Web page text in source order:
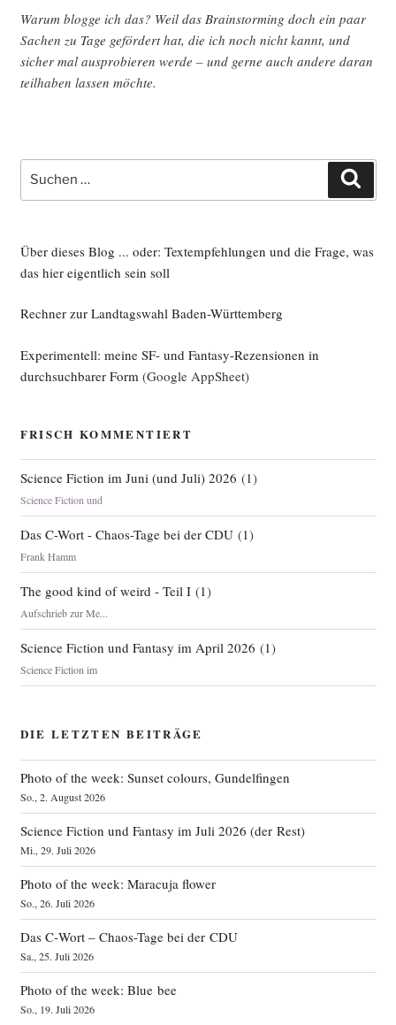
War­um blog­ge ich das? Weil das Brain­stor­ming doch ein paar
Sachen zu Tage geför­dert hat, die ich noch nicht kannt, und
sicher mal aus­pro­bie­ren wer­de – und ger­ne auch ande­re dar­an
teil­ha­ben las­sen möchte.
Suche
nach:
Über dieses Blog ... oder: Textempfehlungen und die Frage, was
das hier eigentlich sein soll
Rechner zur Landtagswahl Baden-Württemberg
Experimentell: meine SF- und Fantasy-Rezensionen in
durchsuchbarer Form (Google AppSheet)
FRISCH KOMMENTIERT
Science Fiction im Juni (und Juli) 2026 (1)
Science Fiction und
Das C-Wort - Chaos-Tage bei der CDU(1)
Frank Hamm
The good kind of weird - Teil I(1)
Aufschrieb zur Me...
Science Fiction und Fantasy im April 2026 (1)
Science Fiction im
DIE LETZTEN BEITRÄGE
Photo of the week: Sunset colours, Gundelfingen
So., 2. August 2026
Science Fiction und Fantasy im Juli 2026 (der Rest)
Mi., 29. Juli 2026
Photo of the week: Maracuja flower
So., 26. Juli 2026
Das C‑Wort – Chaos-Tage bei der CDU
Sa., 25. Juli 2026
Photo of the week: Blue bee
So., 19. Juli 2026